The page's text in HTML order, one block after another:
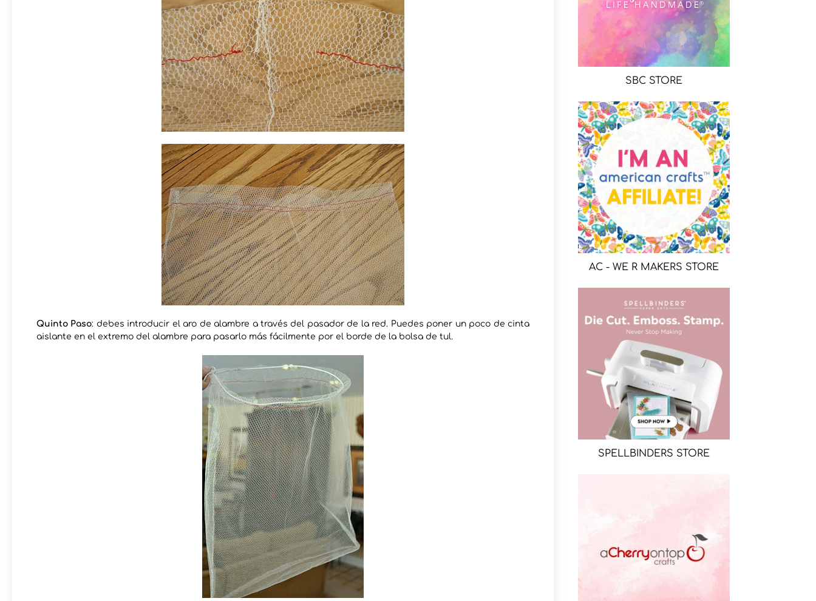
Quinto Paso: debes introducir el aro de alambre a través del pasador de la red. Puedes poner un poco de cinta
aislante en el extremo del alambre para pasarlo más fácilmente por el borde de la bolsa de tul.
SBC STORE
AC - WE R MAKERS STORE
SPELLBINDERS STORE